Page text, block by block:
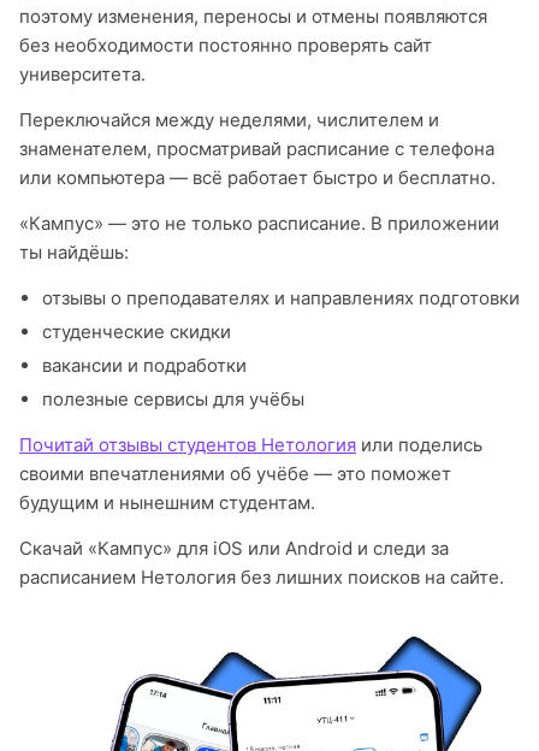
поэтому изменения, переносы и отмены появляются
без необходимости постоянно проверять сайт
университета.
Переключайся между неделями, числителем и
знаменателем, просматривай расписание с телефона
или компьютера — всё работает быстро и бесплатно.
«Кампус» — это не только расписание. В приложении
ты найдёшь:
отзывы о преподавателях и направлениях подготовки
студенческие скидки
вакансии и подработки
полезные сервисы для учёбы
Почитай отзывы студентов Нетология или поделись
своими впечатлениями об учёбе — это поможет
будущим и нынешним студентам.
Скачай «Кампус» для iOS или Android и следи за
расписанием Нетология без лишних поисков на сайте.